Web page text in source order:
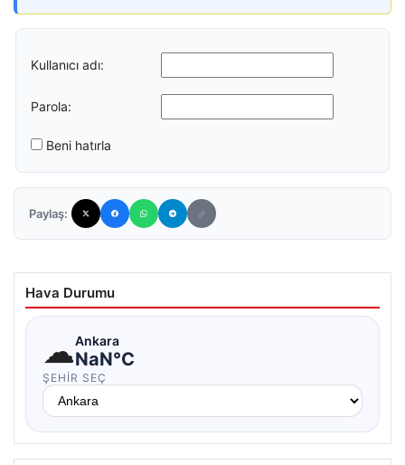
Kullanıcı adı:
Parola:
Beni hatırla
Paylaş:
Hava Durumu
☁Ankara
NaN°C
ŞEHIR SEÇ